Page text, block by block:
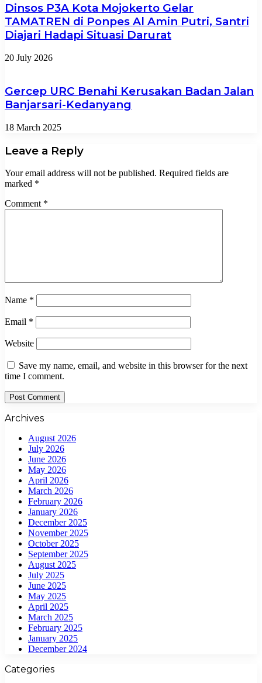
Dinsos P3A Kota Mojokerto Gelar
TAMATREN di Ponpes Al Amin Putri, Santri
Diajari Hadapi Situasi Darurat
20 July 2026
Gercep URC Benahi Kerusakan Badan Jalan
Banjarsari-Kedanyang
18 March 2025
Leave a Reply
Your email address will not be published. Required fields are
marked *
Comment *
Name *
Email *
Website
Save my name, email, and website in this browser for the next
time I comment.
Archives
August 2026
July 2026
June 2026
May 2026
April 2026
March 2026
February 2026
January 2026
December 2025
November 2025
October 2025
September 2025
August 2025
July 2025
June 2025
May 2025
April 2025
March 2025
February 2025
January 2025
December 2024
Categories